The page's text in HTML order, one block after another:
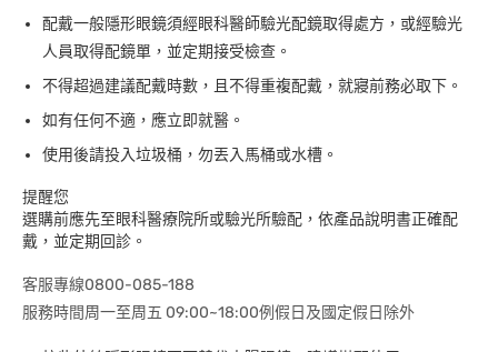
配戴一般隱形眼鏡須經眼科醫師驗光配鏡取得處方，或經驗光
人員取得配鏡單，並定期接受檢查。
不得超過建議配戴時數，且不得重複配戴，就寢前務必取下。
如有任何不適，應立即就醫。
使用後請投入垃圾桶，勿丟入馬桶或水槽。
提醒您
選購前應先至眼科醫療院所或驗光所驗配，依產品說明書正確配
戴，並定期回診。
客服專線0800-085-188
服務時間周一至周五 09:00~18:00例假日及國定假日除外